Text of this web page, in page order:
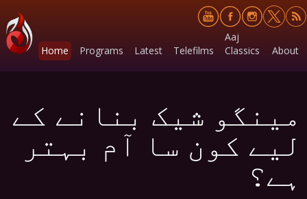
Home Programs Latest Telefilms
Aaj
Classics
About
مینگو شیک بنانے کے
لیے کون سا آم بہتر
ہے؟